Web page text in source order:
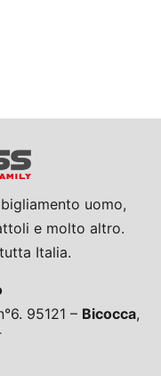
uomo,
e molto altro.
Italia.
95121 – Bicocca,